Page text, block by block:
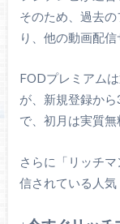
そのため、過去
り、他の動画配
FODプレミアム
が、新規登録か
で、初月は実質
さらに「リッチ
信されている人気